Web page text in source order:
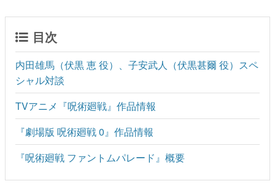
目次
内田雄馬（伏黒 恵 役）、子安武人（伏黒甚爾 役）スペ
シャル対談
TVアニメ『呪術廻戦』作品情報
『劇場版 呪術廻戦 0』作品情報
『呪術廻戦 ファントムパレード』概要